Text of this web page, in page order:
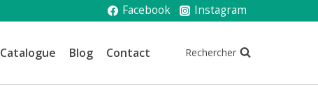
Facebook Instagram
Catalogue Blog Contact Rechercher